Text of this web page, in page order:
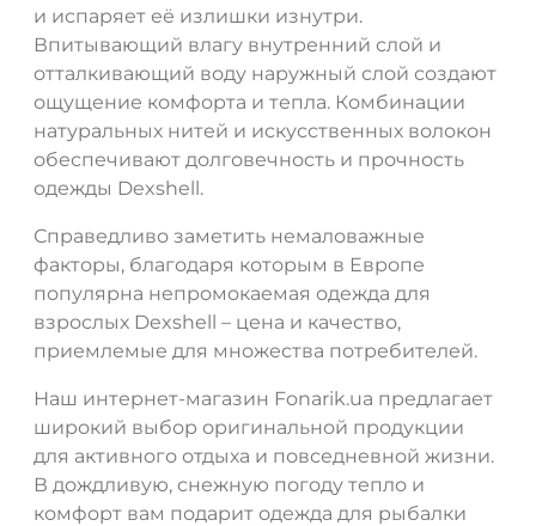
и испаряет её излишки изнутри.
Впитывающий влагу внутренний слой и
отталкивающий воду наружный слой создают
ощущение комфорта и тепла. Комбинации
натуральных нитей и искусственных волокон
обеспечивают долговечность и прочность
одежды Dexshell.
Справедливо заметить немаловажные
факторы, благодаря которым в Европе
популярна непромокаемая одежда для
взрослых Dexshell – цена и качество,
приемлемые для множества потребителей.
Наш интернет-магазин Fonarik.ua предлагает
широкий выбор оригинальной продукции
для активного отдыха и повседневной жизни.
В дождливую, снежную погоду тепло и
комфорт вам подарит одежда для рыбалки